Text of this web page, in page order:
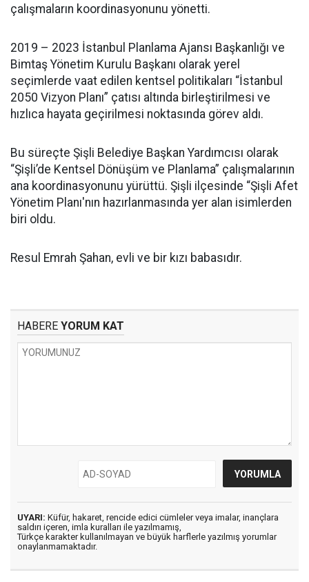
çalışmaların koordinasyonunu yönetti.
2019 – 2023 İstanbul Planlama Ajansı Başkanlığı ve
Bimtaş Yönetim Kurulu Başkanı olarak yerel
seçimlerde vaat edilen kentsel politikaları “İstanbul
2050 Vizyon Planı” çatısı altında birleştirilmesi ve
hızlıca hayata geçirilmesi noktasında görev aldı.
Bu süreçte Şişli Belediye Başkan Yardımcısı olarak
“Şişli’de Kentsel Dönüşüm ve Planlama” çalışmalarının
ana koordinasyonunu yürüttü. Şişli ilçesinde “Şişli Afet
Yönetim Planı'nın hazırlanmasında yer alan isimlerden
biri oldu.
Resul Emrah Şahan, evli ve bir kızı babasıdır.
HABERE YORUM KAT
UYARI: Küfür, hakaret, rencide edici cümleler veya imalar, inançlara
saldırı içeren, imla kuralları ile yazılmamış,
Türkçe karakter kullanılmayan ve büyük harflerle yazılmış yorumlar
onaylanmamaktadır.